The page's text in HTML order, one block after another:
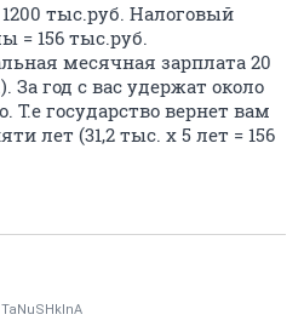
тыс.руб. Налоговый
= 156 тыс.руб.
месячная зарплата 20
За год с вас удержат около
Т.е государство вернет вам
лет (31,2 тыс. х 5 лет = 156
TaNuSHkInA